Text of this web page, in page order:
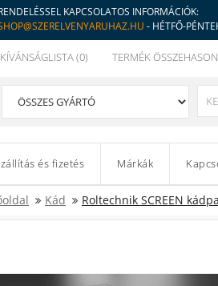
KAPCSOLATOS INFORMÁCIÓK:
- HÉTFŐ-
KÍVÁNSÁGLISTA (0) TERMÉK
és fizetés Márkák
Kád Roltechnik SCREEN